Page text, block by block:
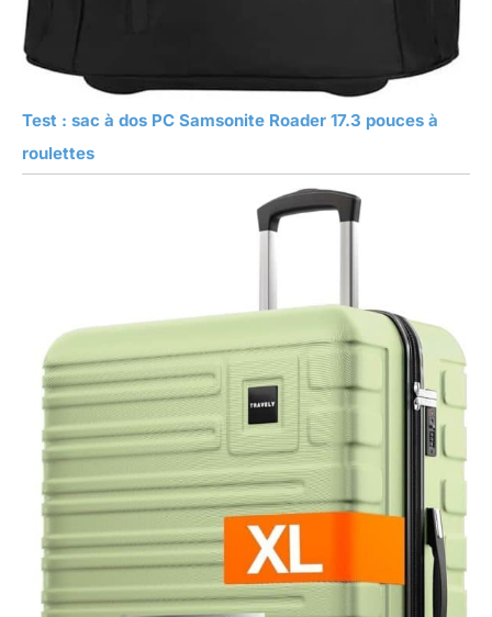
Test : sac à dos PC Samsonite Roader 17.3 pouces à
roulettes